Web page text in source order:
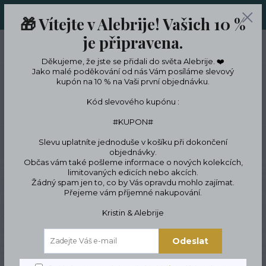
LIMITKÁCH
CZK
Hledat
Úvod Blog
Jsme tady, abychom Vás provedli fascinujícím světem
minerálů a drahých kamenů a představili Vám naše
🎁 Vítejte v Alebrije! Vašich 10 %
je připravena.
Děkujeme, že jste se přidali do světa Alebrije. ❤️
Jako malé poděkování od nás Vám posíláme slevový
kupón na 10 % na Vaši první objednávku.
Kód slevového kupónu :
#KUPON#
Slevu uplatníte jednoduše v košíku při dokončení
objednávky.
Občas vám také pošleme informace o nových kolekcích,
limitovaných edicích nebo akcích.
Žádný spam jen to, co by Vás opravdu mohlo zajímat.
Přejeme vám příjemné nakupování.
Kristin & Alebrije
Odeslat